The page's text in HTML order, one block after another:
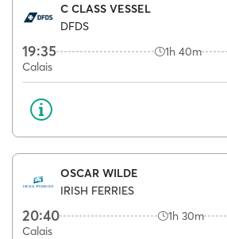
C CLASS VESSEL
DFDS
19:35 1h 40m
Calais
OSCAR WILDE
IRISH FERRIES
20:40 1h 30m
Calais